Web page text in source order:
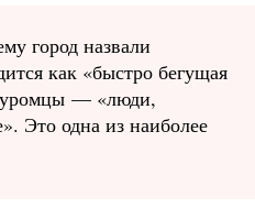
город назвали
как «быстро бегущая
— «люди,
Это одна из наиболее